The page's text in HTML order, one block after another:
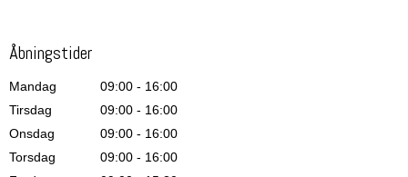
Åbningstider
Mandag
09:00 - 16:00
Tirsdag
09:00 - 16:00
Onsdag
09:00 - 16:00
Torsdag
09:00 - 16:00